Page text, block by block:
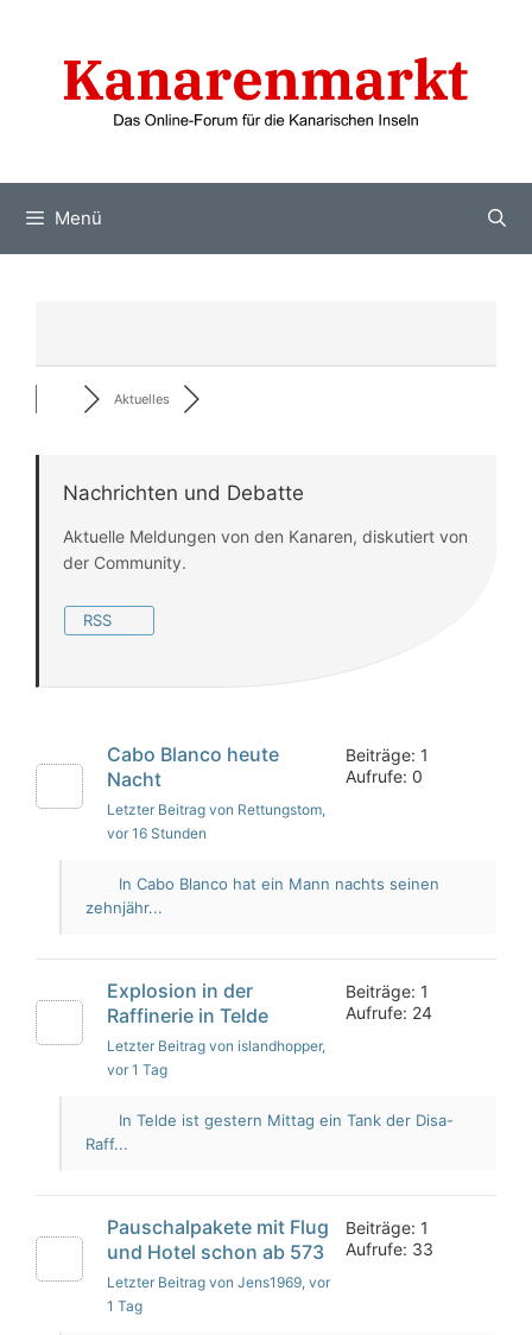
springen
Menü
Aktuelles
Nachrichten und Debatte
Aktuelle Meldungen von den Kanaren, diskutiert von
der Community.
RSS
Cabo Blanco heute
Nacht
Letzter Beitrag von Rettungstom,
vor 16 Stunden
Beiträge: 1
Aufrufe: 0
In Cabo Blanco hat ein Mann nachts seinen
zehnjähr...
Explosion in der
Raffinerie in Telde
Letzter Beitrag von islandhopper,
vor 1 Tag
Beiträge: 1
Aufrufe: 24
In Telde ist gestern Mittag ein Tank der Disa-
Raff...
Pauschalpakete mit Flug
und Hotel schon ab 573
Letzter Beitrag von Jens1969, vor
1 Tag
Beiträge: 1
Aufrufe: 33